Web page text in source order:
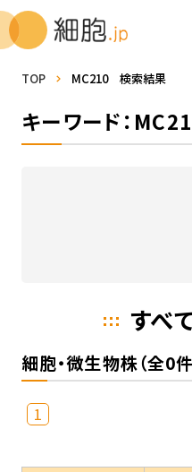
TOP MC210 検索結果
キーワード：
すべ
細胞・微生物株（全0件
1